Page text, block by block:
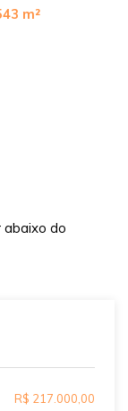
m²
abaixo do
R$ 217.000,00